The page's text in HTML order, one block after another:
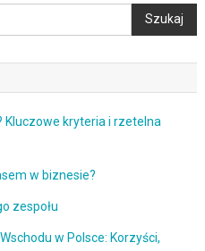
Szukaj
kryteria i rzetelna
w biznesie?
zespołu
w Polsce: Korzyści,